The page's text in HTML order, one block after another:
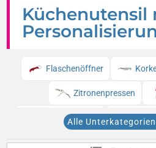
Küchenutensil
Flaschenöffner
Zitronenpressen
Gemüseschäler
Käsehobel
Alle